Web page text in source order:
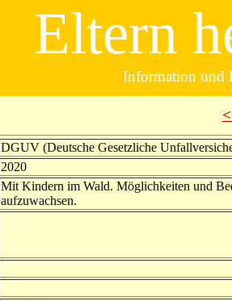
Eltern
Information und
DGUV (Deutsche Gesetzliche
2020
Mit Kindern im Wald. Möglichkeiten und
aufzuwachsen.